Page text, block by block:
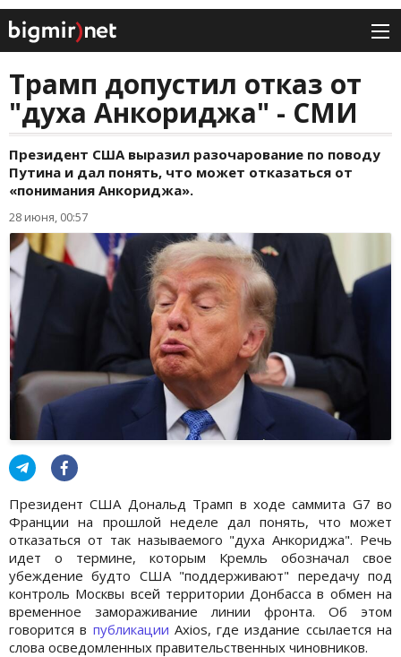
Трамп допустил отказ от
"духа Анкориджа" - СМИ
Президент США выразил разочарование по поводу
Путина и дал понять, что может отказаться от
«понимания Анкориджа».
28 июня, 00:57
Президент США Дональд Трамп в ходе саммита G7 во
Франции на прошлой неделе дал понять, что может
отказаться от так называемого "духа Анкориджа". Речь
идет о термине, которым Кремль обозначал свое
убеждение будто США "поддерживают" передачу под
контроль Москвы всей территории Донбасса в обмен на
временное замораживание линии фронта. Об этом
говорится в публикации Axios, где издание ссылается на
слова осведомленных правительственных чиновников.